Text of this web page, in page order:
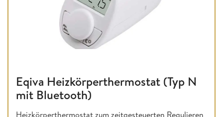
Eqiva Heizkörperthermostat (Typ N
mit Bluetooth)
Heizkörperthermostat zum zeitgesteuerten Regulieren